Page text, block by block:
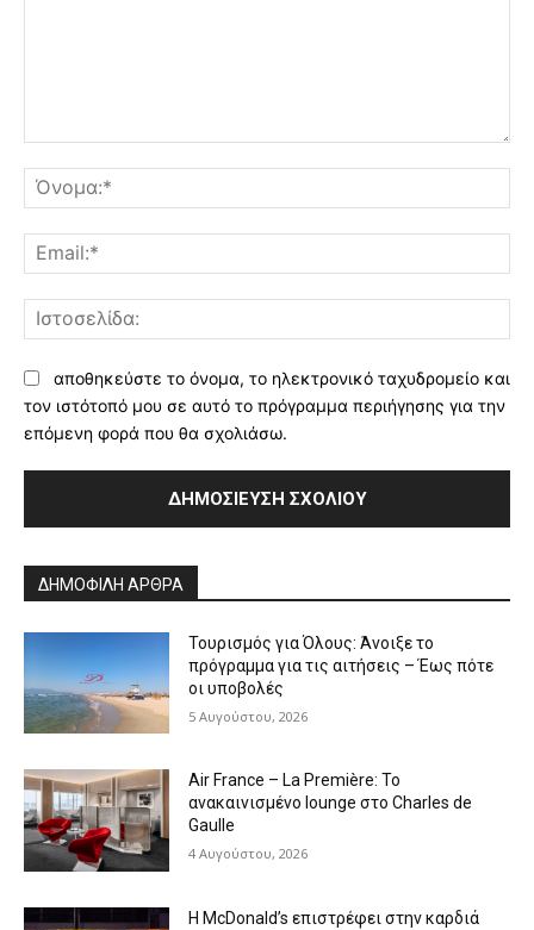
αποθηκεύστε το όνομα, το ηλεκτρονικό ταχυδρομείο και
τον ιστότοπό μου σε αυτό το πρόγραμμα περιήγησης για την
επόμενη φορά που θα σχολιάσω.
ΔΗΜΟΦΙΛΗ ΑΡΘΡΑ
Τουρισμός για Όλους: Άνοιξε το
πρόγραμμα για τις αιτήσεις – Έως πότε
οι υποβολές
5 Αυγούστου, 2026
Air France – La Première: Το
ανακαινισμένο lounge στο Charles de
Gaulle
4 Αυγούστου, 2026
Η McDonald’s επιστρέφει στην καρδιά